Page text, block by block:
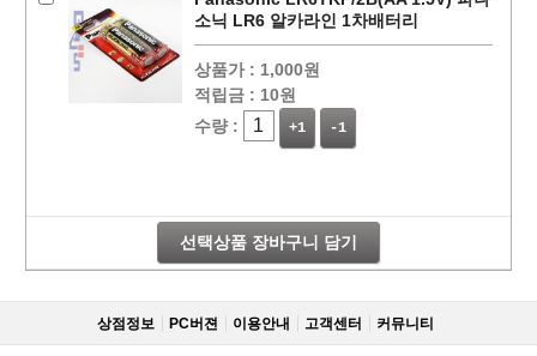
소닉 LR6 알카라인 1차배터리
상품가 : 1,000원
적립금 : 10원
수량 :
+1 -1
선택상품 장바구니 담기
상점정보 PC버젼 이용안내 고객센터 커뮤니티